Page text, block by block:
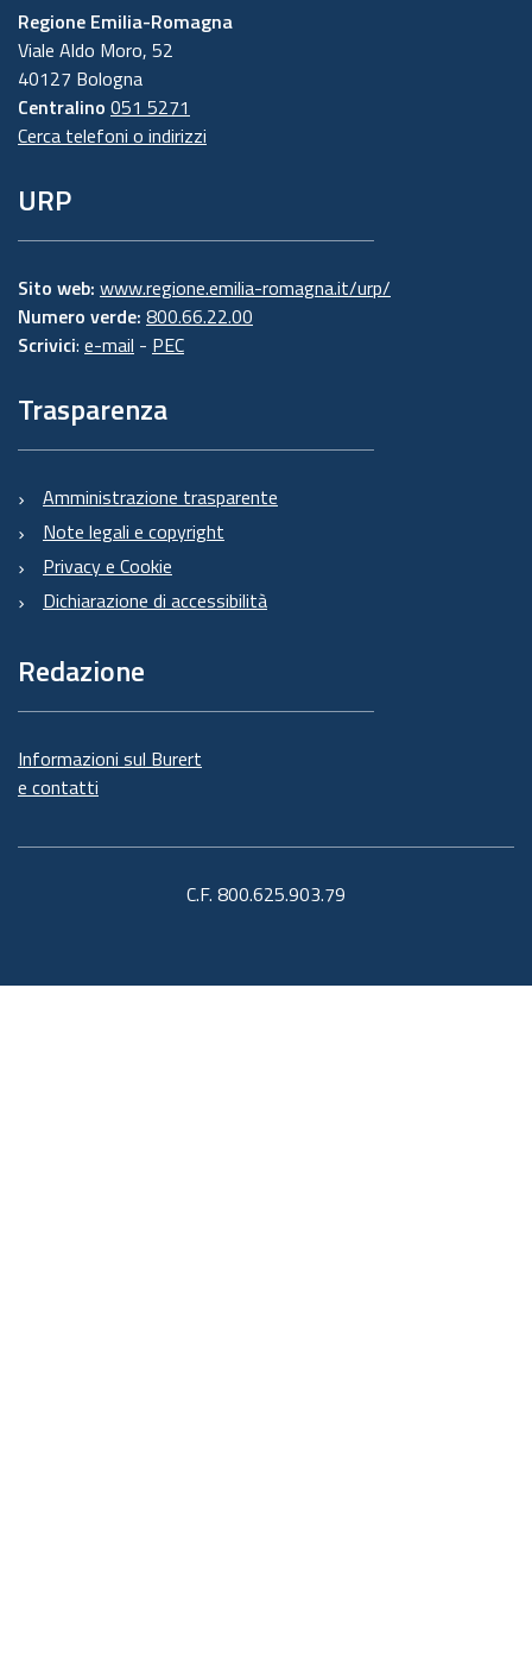
Regione Emilia-Romagna
Viale Aldo Moro, 52
40127 Bologna
Centralino 051 5271
Cerca telefoni o indirizzi
URP
Sito web: www.regione.emilia-romagna.it/urp/
Numero verde: 800.66.22.00
Scrivici: e-mail - PEC
Trasparenza
Amministrazione trasparente
Note legali e copyright
Privacy e Cookie
Dichiarazione di accessibilità
Redazione
Informazioni sul Burert
e contatti
C.F. 800.625.903.79